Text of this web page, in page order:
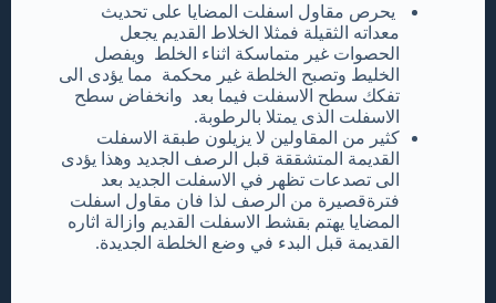
يحرص مقاول اسفلت المضايا على تحديث
معداته الثقيلة فمثلا الخلاط القديم يجعل
الحصوات غير متماسكة اثناء الخلط ويفصل
الخليط وتصبح الخلطة غير محكمة مما يؤدى الى
تفكك سطح الاسفلت فيما بعد وانخفاض سطح
الاسفلت الذى يمتلا بالرطوبة.
كثير من المقاولين لا يزيلون طبقة الاسفلت
القديمة المتشققة قبل الرصف الجديد وهذا يؤدى
الى تصدعات تظهر في الاسفلت الجديد بعد
فترةقصيرة من الرصف لذا فان مقاول اسفلت
المضايا يهتم بقشط الاسفلت القديم وازالة اثاره
القديمة قبل البدء في وضع الخلطة الجديدة.